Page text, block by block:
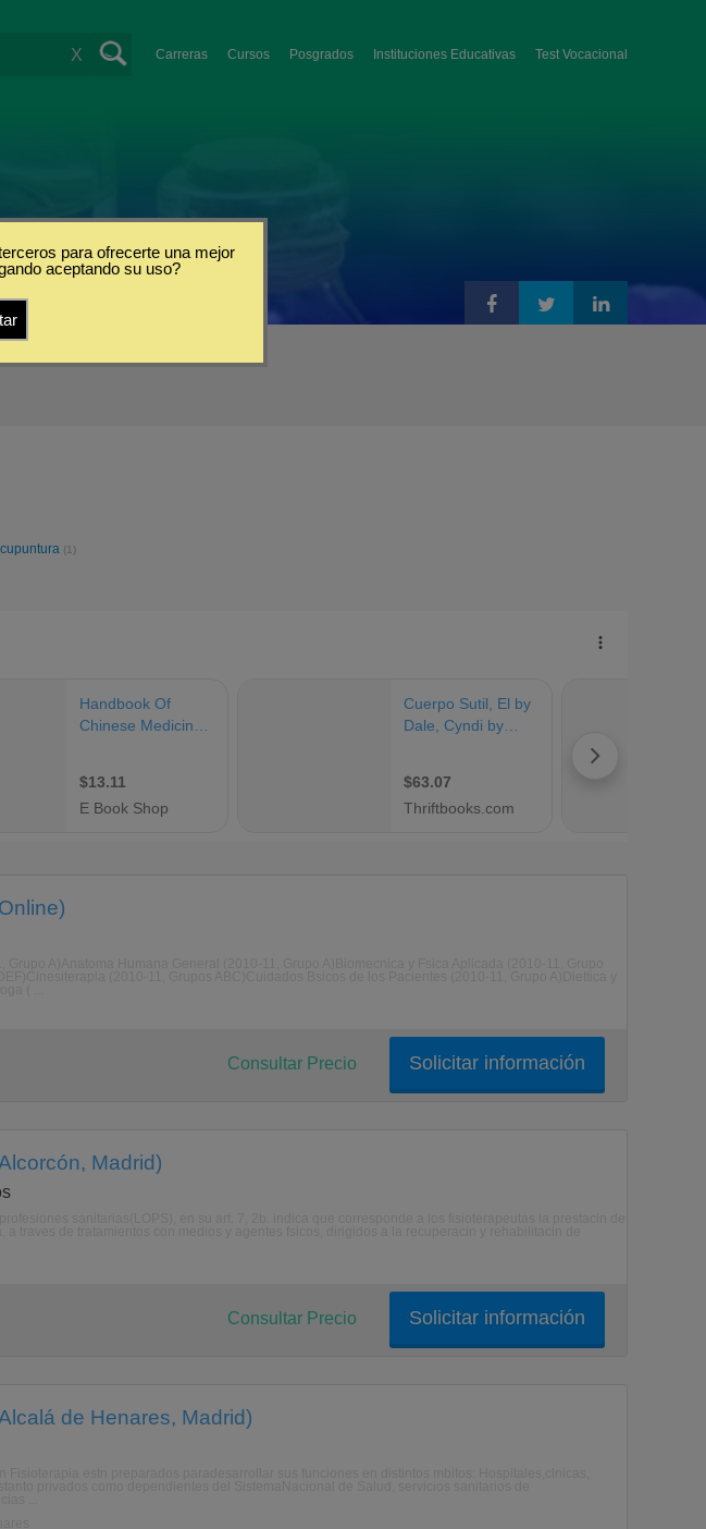
Carreras Cursos Posgrados Instituciones Educativas Test Vocacional
X
(1)
Solicitar información
Consultar Precio
Madrid)
Solicitar información
Consultar Precio
de Henares, Madrid)
para ofrecerte una mejor
aceptando su uso?